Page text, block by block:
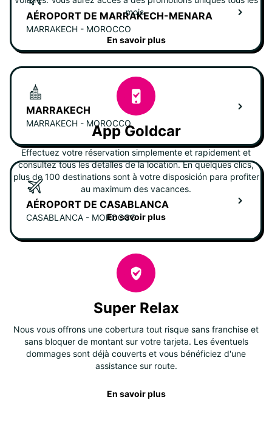
AÉROPORT DE MARRAKECH-MENARA
MARRAKECH - MOROCCO
MARRAKECH
MARRAKECH - MOROCCO
AÉROPORT DE CASABLANCA
CASABLANCA - MOROCCO
mois.
En savoir plus
App Goldcar
Effectuez votre réservation simplemente et rapidement et
consultez tous les detalles de la location. En quelques clics,
plus de 100 destinations sont à votre disposición para profiter
au maximum des vacances.
En savoir plus
Super Relax
Nous vous offrons une cobertura tout risque sans franchise et
sans bloquer de montant sur votre tarjeta. Les éventuels
dommages sont déjà couverts et vous bénéficiez d'une
assistance sur route.
En savoir plus